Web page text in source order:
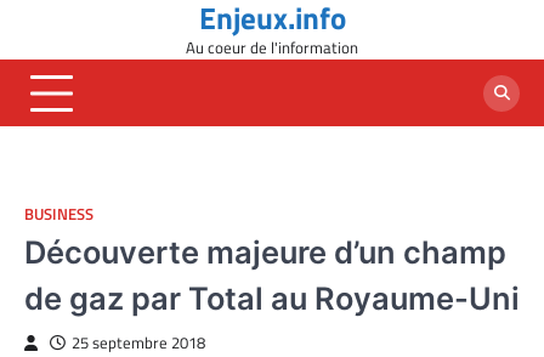
content
Enjeux.info
Au coeur de l'information
BUSINESS
Découverte majeure d’un champ
de gaz par Total au Royaume-Uni
25 septembre 2018